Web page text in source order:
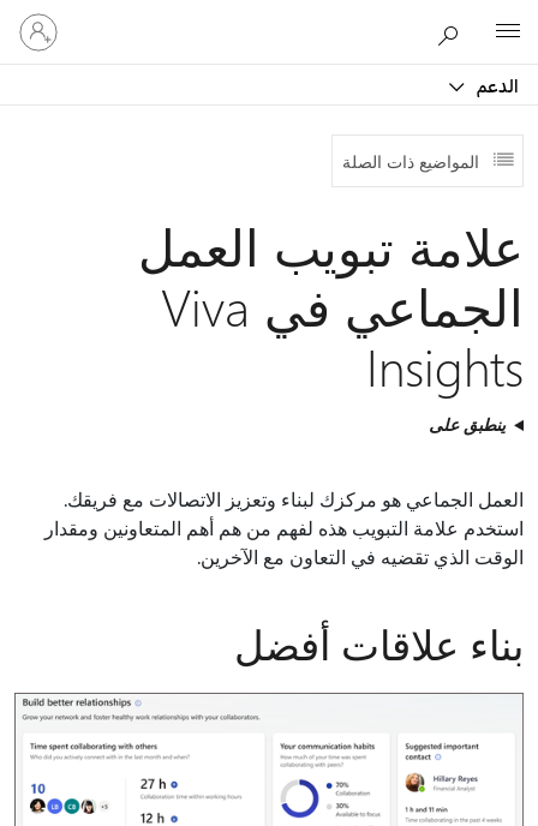
الدعم
تسجيل
الدخول
إلى
المواضيع ذات الصلة
علامة تبويب العمل
الجماعي في Viva
Insights
ينطبق على
العمل الجماعي هو مركزك لبناء وتعزيز الاتصالات مع فريقك.
استخدم علامة التبويب هذه لفهم من هم أهم المتعاونين ومقدار
الوقت الذي تقضيه في التعاون مع الآخرين.
بناء علاقات أفضل